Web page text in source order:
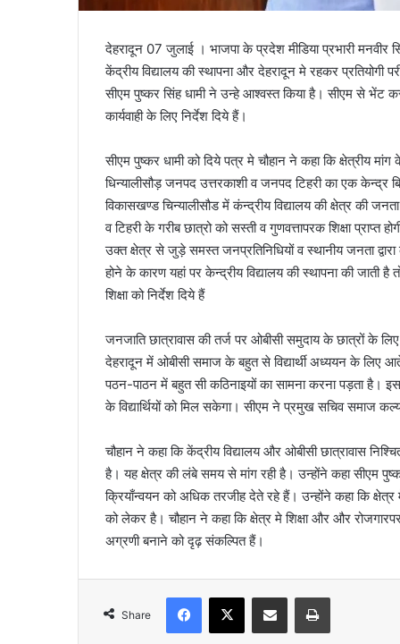
देहरादून 07 जुलाई । भाजपा के प्रदेश मीडिया प्रभारी मनवीर
केंद्रीय विद्यालय की स्थापना और देहरादून मे रहकर प्रतियोगी
सीएम पुष्कर सिंह धामी ने उन्हे आश्वस्त किया है। सीएम से भेंट
कार्यवाही के लिए निर्देश दिये हैं।
सीएम पुष्कर धामी को दिये पत्र मे चौहान ने कहा कि क्षेत्रीय
धिन्यालीसौड़ जनपद उत्तरकाशी व जनपद टिहरी का एक केन्द्र
विकासखण्ड चिन्यालीसौड में कंन्द्रीय विद्यालय की क्षेत्र की
व टिहरी के गरीब छात्रो को सस्ती व गुणवत्तापरक शिक्षा प्राप्त
उक्त क्षेत्र से जुड़े समस्त जनप्रतिनिधियों व स्थानीय जनता द्वारा
होने के कारण यहां पर केन्द्रीय विद्यालय की स्थापना की जाती
शिक्षा को निर्देश दिये हैं
जनजाति छात्रावास की तर्ज पर ओबीसी समुदाय के छात्रों के
देहरादून में ओबीसी समाज के बहुत से विद्यार्थी अध्ययन के
पठन-पाठन में बहुत सी कठिनाइ‌यों का सामना करना पड़ता है।
के विद्यार्थियों को मिल सकेगा। सीएम ने प्रमुख सचिव समाज
चौहान ने कहा कि केंद्रीय विद्यालय और ओबीसी छात्रावास
है। यह क्षेत्र की लंबे समय से मांग रही है। उन्होंने कहा सीएम
क्रियाँन्वयन को अधिक तरजीह देते रहे हैं। उन्होंने कहा कि
को लेकर है। चौहान ने कहा कि क्षेत्र मे शिक्षा और और
अग्रणी बनाने को दृढ़ संकल्पित हैं।
Share